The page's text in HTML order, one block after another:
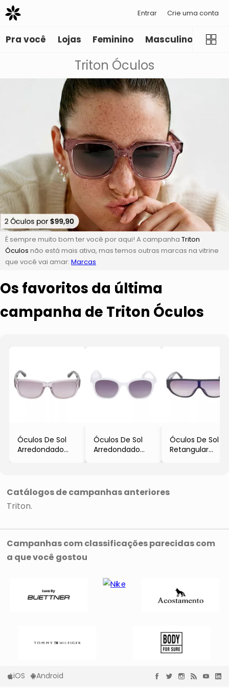
Entrar Crie uma conta
Pra você Lojas Feminino Masculino
Triton Óculos
É sempre muito bom ter você por aqui! A campanha Triton
Óculos não está mais ativa, mas temos outras marcas na vitrine
que você vai amar: Marcas
Os favoritos da última
campanha de Triton Óculos
Óculos De Sol
Arredondado
Óculos De Sol
Arredondado
Óculos De Sol
Retangular
Catálogos de campanhas anteriores
Triton
Campanhas com classificações parecidas com
a que você gostou
iOS Android